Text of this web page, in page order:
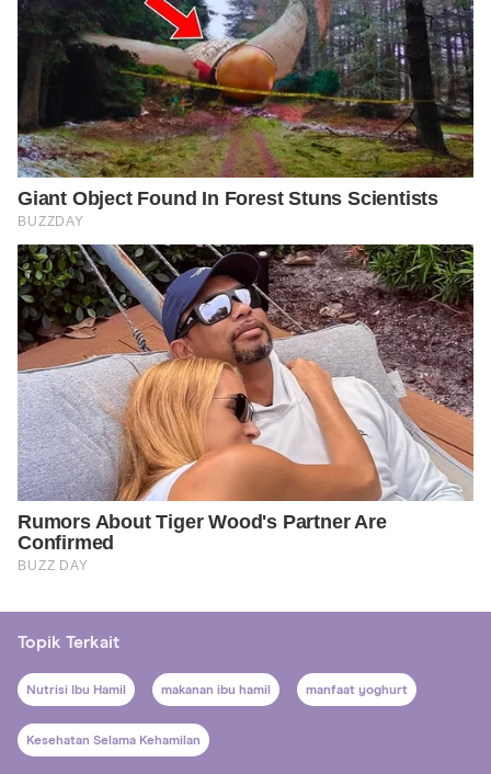
Topik Terkait
Nutrisi Ibu Hamil makanan ibu hamil manfaat yoghurt
Kesehatan Selama Kehamilan